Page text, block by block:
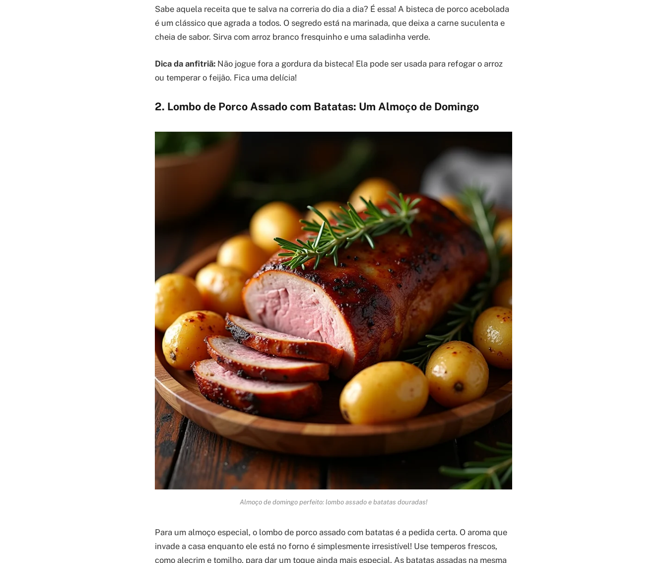
Sabe aquela receita que te salva na correria do dia a dia? É essa! A bisteca de porco acebolada
é um clássico que agrada a todos. O segredo está na marinada, que deixa a carne suculenta e
cheia de sabor. Sirva com arroz branco fresquinho e uma saladinha verde.
Dica da anfitriã: Não jogue fora a gordura da bisteca! Ela pode ser usada para refogar o arroz
ou temperar o feijão. Fica uma delícia!
2. Lombo de Porco Assado com Batatas: Um Almoço de Domingo
Almoço de domingo perfeito: lombo assado e batatas douradas!
Para um almoço especial, o lombo de porco assado com batatas é a pedida certa. O aroma que
invade a casa enquanto ele está no forno é simplesmente irresistível! Use temperos frescos,
como alecrim e tomilho, para dar um toque ainda mais especial. As batatas assadas na mesma